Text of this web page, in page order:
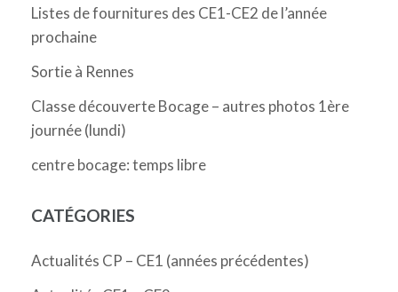
Listes de fournitures des CE1-CE2 de l’année
prochaine
Sortie à Rennes
Classe découverte Bocage – autres photos 1ère
journée (lundi)
centre bocage: temps libre
CATÉGORIES
Actualités CP – CE1 (années précédentes)